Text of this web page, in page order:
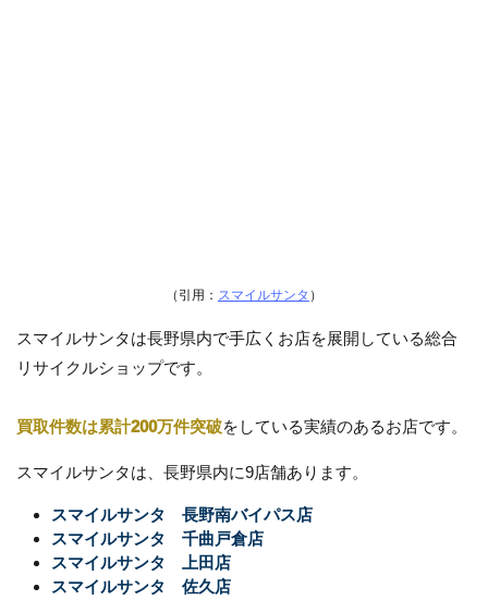
（引用： スマイルサンタ ）
スマイルサンタは長野県内で手広くお店を展開している総合
リサイクルショップです。
買取件数は累計200万件突破をしている実績のあるお店です。
スマイルサンタは、長野県内に9店舗あります。
スマイルサンタ 長野南バイパス店
スマイルサンタ 千曲戸倉店
スマイルサンタ 上田店
スマイルサンタ 佐久店